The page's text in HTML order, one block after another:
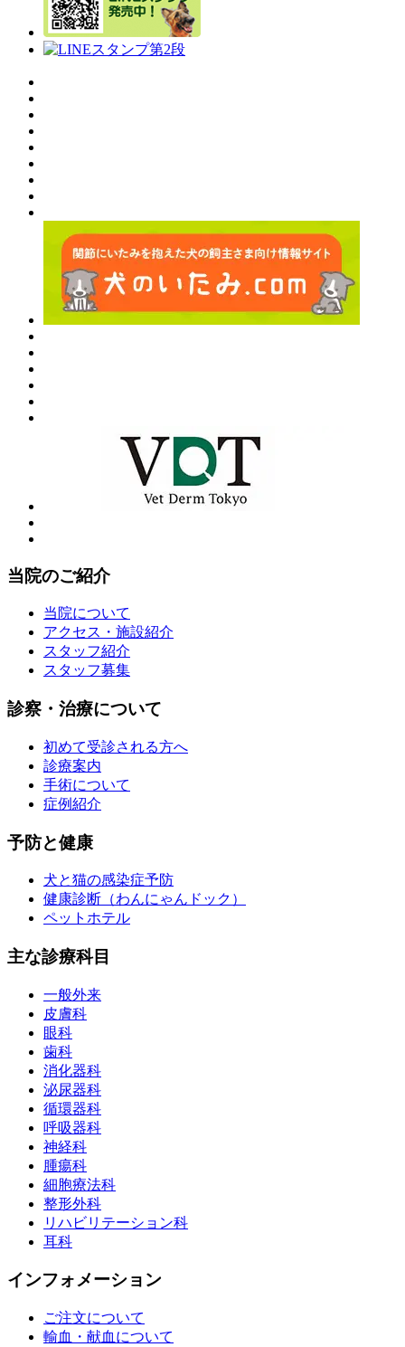
当院のご紹介
当院について
アクセス・施設紹介
スタッフ紹介
スタッフ募集
診察・治療について
初めて受診される方へ
診療案内
手術について
症例紹介
予防と健康
犬と猫の感染症予防
健康診断（わんにゃんドック）
ペットホテル
主な診療科目
一般外来
皮膚科
眼科
歯科
消化器科
泌尿器科
循環器科
呼吸器科
神経科
腫瘍科
細胞療法科
整形外科
リハビリテーション科
耳科
インフォメーション
ご注文について
輸血・献血について